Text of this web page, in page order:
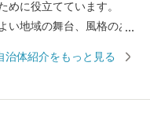
めに役立てています。
い地域の舞台、風格のあ
を享受し、互いを尊重し
治体紹介をもっと見る